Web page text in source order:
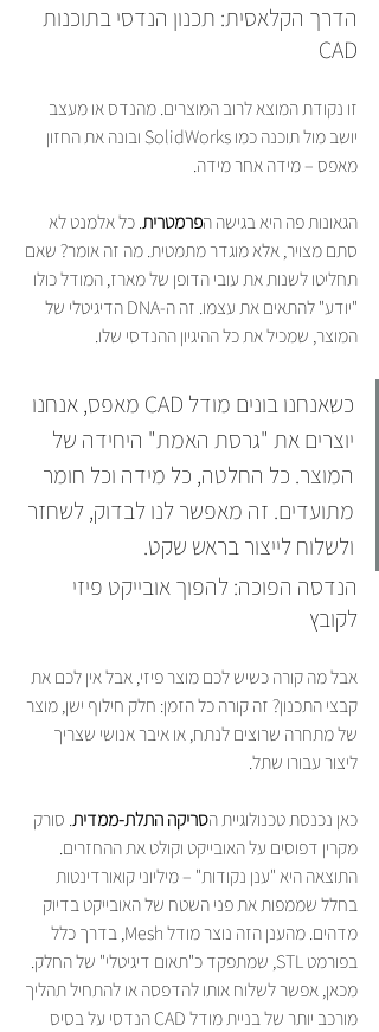
הדרך הקלאסית: תכנון הנדסי בתוכנות
CAD
זו נקודת המוצא לרוב המוצרים. מהנדס או מעצב
יושב מול תוכנה כמו SolidWorks ובונה את החזון
מאפס – מידה אחר מידה.
הגאונות פה היא בגישה הפרמטרית. כל אלמנט לא
סתם מצויר, אלא מוגדר מתמטית. מה זה אומר? שאם
תחליטו לשנות את עובי הדופן של מארז, המודל כולו
"יודע" להתאים את עצמו. זה ה-DNA הדיגיטלי של
המוצר, שמכיל את כל ההיגיון ההנדסי שלו.
כשאנחנו בונים מודל CAD מאפס, אנחנו
יוצרים את "גרסת האמת" היחידה של
המוצר. כל החלטה, כל מידה וכל חומר
מתועדים. זה מאפשר לנו לבדוק, לשחזר
ולשלוח לייצור בראש שקט.
הנדסה הפוכה: להפוך אובייקט פיזי
לקובץ
אבל מה קורה כשיש לכם מוצר פיזי, אבל אין לכם את
קבצי התכנון? זה קורה כל הזמן: חלק חילוף ישן, מוצר
של מתחרה שרוצים לנתח, או איבר אנושי שצריך
ליצור עבורו שתל.
כאן נכנסת טכנולוגיית הסריקה התלת-ממדית. סורק
מקרין דפוסים על האובייקט וקולט את ההחזרים.
התוצאה היא "ענן נקודות" – מיליוני קואורדינטות
בחלל שממפות את פני השטח של האובייקט בדיוק
מדהים. מהענן הזה נוצר מודל Mesh, בדרך כלל
בפורמט STL, שמתפקד כ"תאום דיגיטלי" של החלק.
מכאן, אפשר לשלוח אותו להדפסה או להתחיל תהליך
מורכב יותר של בניית מודל CAD הנדסי על בסיס